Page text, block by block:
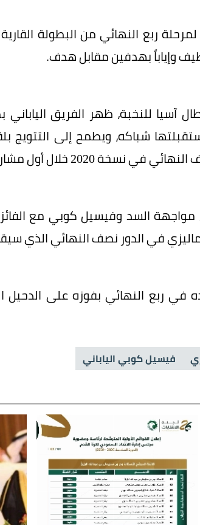
ربع النهائي من البطولة
وإياباً بهدفين مقابل هدف.
مسجلاً 14 هدفاً مقابل 7 استقبلتها شباكه، ويطمح
2020 خلال أول مشاركة له.
السد وفيسيل كوبي مع
الدور نصف النهائي الذي سيقام في 20
في ربع النهائي بفوزه على
فيسيل كوبي الياباني